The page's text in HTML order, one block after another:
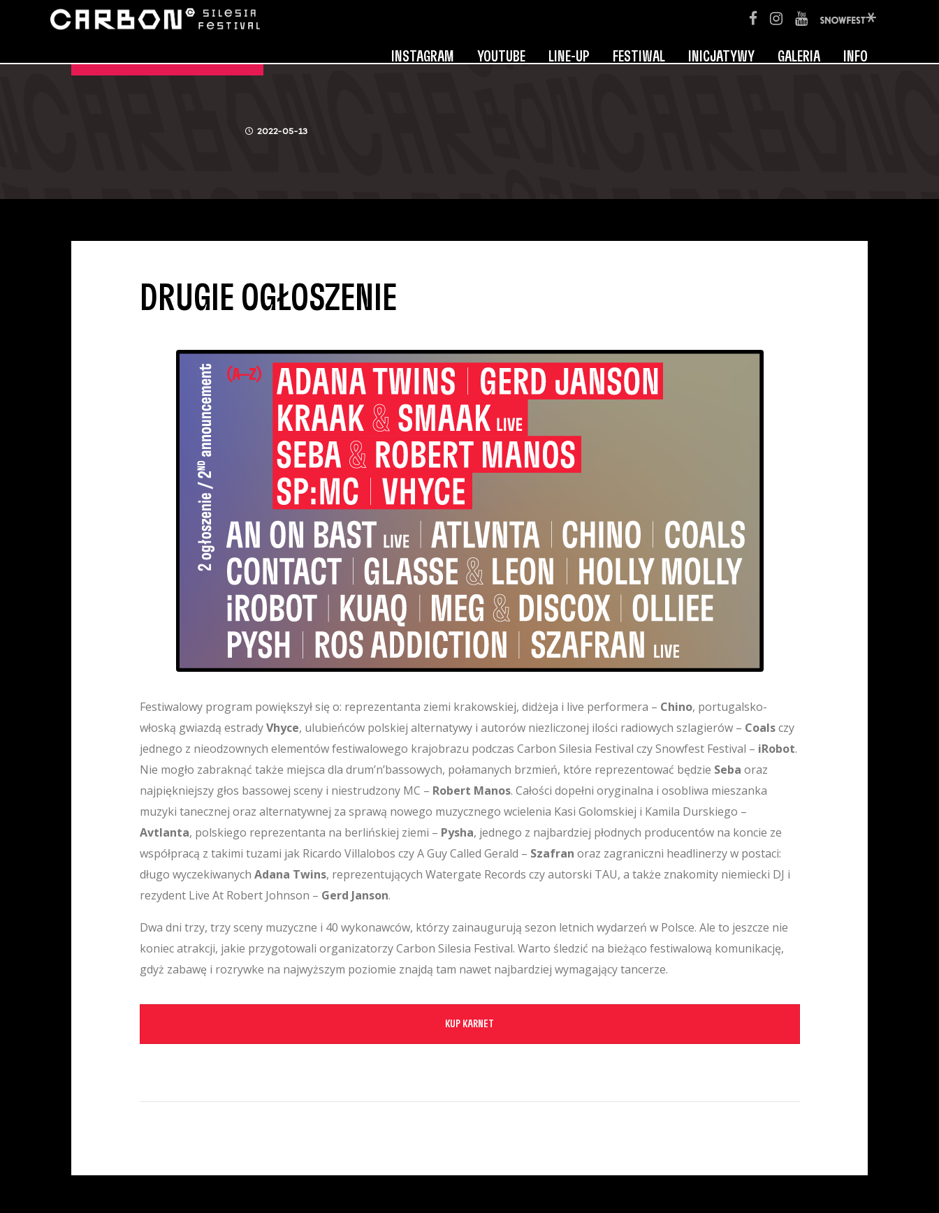
INSTAGRAM YOUTUBE LINE-UP FESTIWAL INICJATYWY GALERIA INFO
2022-05-13
DRUGIE OGŁOSZENIE
Festiwalowy program powiększył się o: reprezentanta ziemi krakowskiej, didżeja i live performera – Chino, portugalsko-
włoską gwiazdą estradyVhyce, ulubieńców polskiej alternatywy i autorów niezliczonej ilości radiowych szlagierów – Coalsczy
jednego z nieodzownych elementów festiwalowego krajobrazu podczas Carbon Silesia Festival czy Snowfest Festival – iRobot.
Nie mogło zabraknąć także miejsca dla drum’n’bassowych, połamanych brzmień, które reprezentować będzie Seba oraz
najpiękniejszy głos bassowej sceny i niestrudzony MC – Robert Manos. Całości dopełni oryginalna i osobliwa mieszanka
muzyki tanecznej oraz alternatywnej za sprawą nowego muzycznego wcielenia Kasi Golomskiej i Kamila Durskiego –
Avtlanta, polskiego reprezentanta na berlińskiej ziemi – Pysha, jednego z najbardziej płodnych producentów na koncie ze
współpracą z takimi tuzami jak Ricardo Villalobos czy A Guy Called Gerald – Szafran oraz zagraniczni headlinerzy w postaci:
długo wyczekiwanych Adana Twins, reprezentujących Watergate Records czy autorski TAU, a także znakomity niemiecki DJ i
rezydent Live At Robert Johnson – Gerd Janson.
Dwa dni trzy, trzy sceny muzyczne i 40 wykonawców, którzy zainaugurują sezon letnich wydarzeń w Polsce. Ale to jeszcze nie
koniec atrakcji, jakie przygotowali organizatorzy Carbon Silesia Festival. Warto śledzić na bieżąco festiwalową komunikację,
gdyż zabawę i rozrywke na najwyższym poziomie znajdą tam nawet najbardziej wymagający tancerze.
KUP KARNET